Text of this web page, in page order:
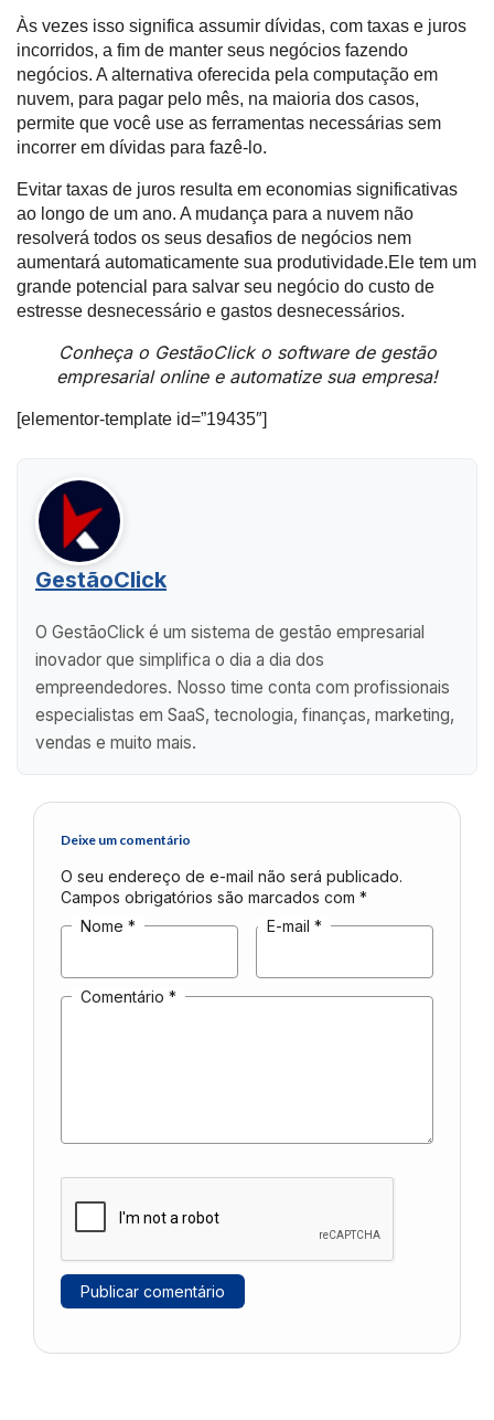
Às vezes isso significa assumir dívidas, com taxas e juros
incorridos, a fim de manter seus negócios fazendo
negócios. A alternativa oferecida pela computação em
nuvem, para pagar pelo mês, na maioria dos casos,
permite que você use as ferramentas necessárias sem
incorrer em dívidas para fazê-lo.
Evitar taxas de juros resulta em economias significativas
ao longo de um ano. A mudança para a nuvem não
resolverá todos os seus desafios de negócios nem
aumentará automaticamente sua produtividade.Ele tem um
grande potencial para salvar seu negócio do custo de
estresse desnecessário e gastos desnecessários.
Conheça o GestãoClick o software de gestão
empresarial online e automatize sua empresa!
[elementor-template id=”19435″]
GestãoClick
O GestãoClick é um sistema de gestão empresarial
inovador que simplifica o dia a dia dos
empreendedores. Nosso time conta com profissionais
especialistas em SaaS, tecnologia, finanças, marketing,
vendas e muito mais.
Deixe um comentário
O seu endereço de e-mail não será publicado.
Campos obrigatórios são marcados com *
Nome * E-mail *
Comentário *